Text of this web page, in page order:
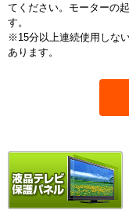
てください。モーターの
す。
※15分以上連続使用しな
あります。